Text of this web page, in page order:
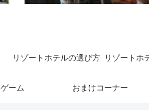
リゾートホテルの選び方 リゾートホ
ゲーム おまけコーナー